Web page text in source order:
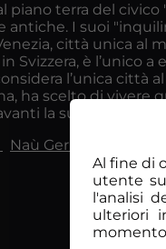
piano terra del
antiche. I suoi
città unica al
Svizzera, è l’unico
l’unica città
ha scelto di vivere
la sua attività, fra
Naù Germoglio
Al fine di
utente
l'analisi
ulteriori